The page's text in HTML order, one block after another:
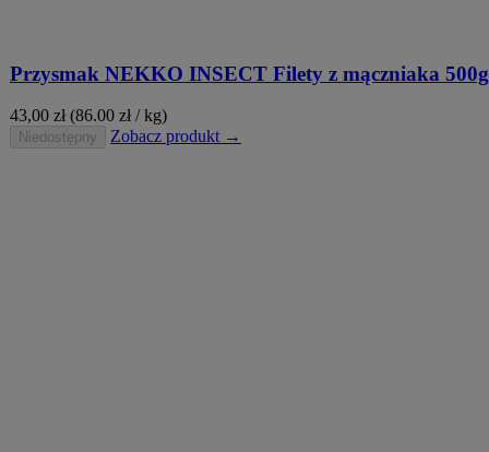
Przysmak NEKKO INSECT Filety z mączniaka 500g
43,00 zł (86.00 zł / kg)
Niedostępny Zobacz produkt →